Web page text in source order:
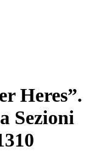
Heres”.
Sezioni